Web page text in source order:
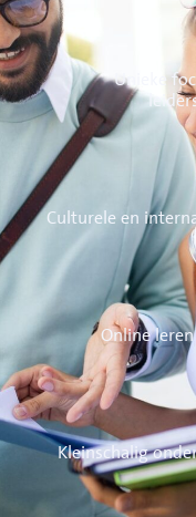
Unieke
Culturele en
Online
Kleinschalig